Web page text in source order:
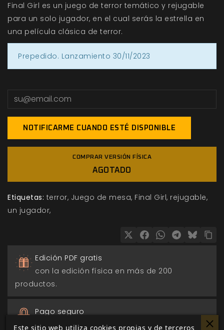
Final Girl es un juego de terror temático y rejugable
para un solo jugador, en el cual serás la estrella en
una película clásica de terror.
Prepedido. Lanzamiento 30/11/2023
NOTIFICARME CUANDO ESTÉ DISPONIBLE
COMPRAR VERSIÓN FÍSICA
AGOTADO
Etiquetas: terror Juego de mesa Final Girl rejugable
un jugador
Edición PDF gratis
con la edición física en más de 200
productos.
Pago seguro
a través de Paypal, transferencia o tarjeta de
Este sitio web utiliza cookies propias y de terceros